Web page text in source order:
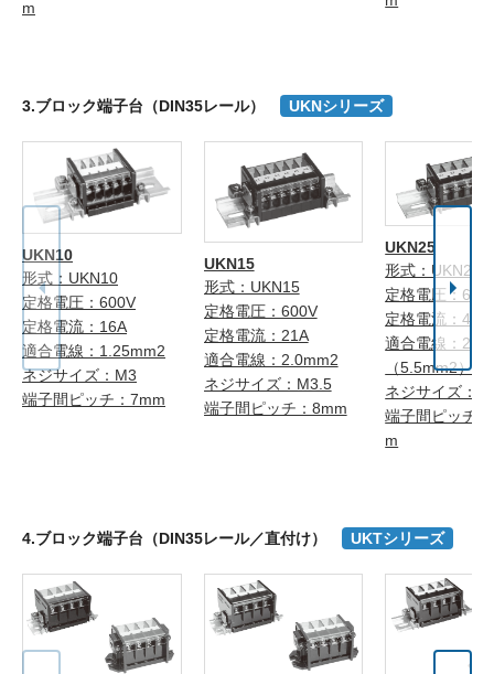
m
3.ブロック端子台（DIN35レール） UKNシリーズ
UKN10
形式：UKN10
定格電圧：600V
定格電流：16A
適合電線：1.25mm2
ネジサイズ：M3
端子間ピッチ：7mm
UKN15
形式：UKN15
定格電圧：600V
定格電流：21A
適合電線：2.0mm2
ネジサイズ：M3.5
端子間ピッチ：8mm
UKN25
形式：UKN25
定格電圧：
定格電流：40A
適合電線：
（5.5mm2）注
ネジサイズ：
端子間ピッチ
m
4.ブロック端子台（DIN35レール／直付け） UKTシリーズ